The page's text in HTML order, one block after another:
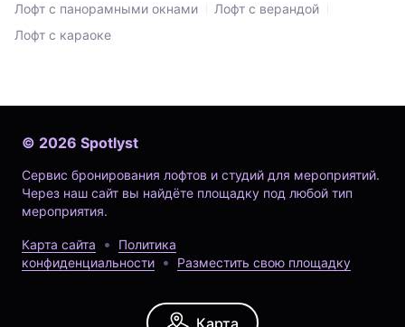
Лофт с панорамными окнами
Лофт с верандой
Лофт с караоке
© 2026 Spotlyst
Сервис бронирования лофтов и студий для мероприятий.
Через наш сайт вы найдёте площадку под любой тип
мероприятия.
Карта сайта
Политика
конфиденциальности
Разместить свою площадку
Карта